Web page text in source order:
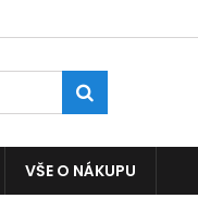
VŠE O NÁKUPU